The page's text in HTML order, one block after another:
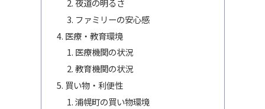
夜道の明るさ
ファミリーの安心感
医療・教育環境
医療機関の状況
教育機関の状況
買い物・利便性
浦幌町の買い物環境